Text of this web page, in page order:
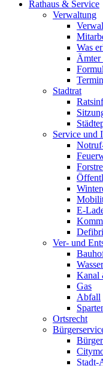
Rathaus & Service
Verwaltung
Was
Ämter
Stadtrat
Service und
E-
Ver- und
Wasser
Kanal
Gas
Abfall
Ortsrecht
Stadt-